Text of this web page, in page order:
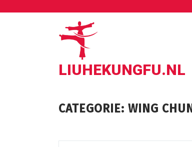
LIUHEKUNGFU.NL
CATEGORIE: WING CHUN